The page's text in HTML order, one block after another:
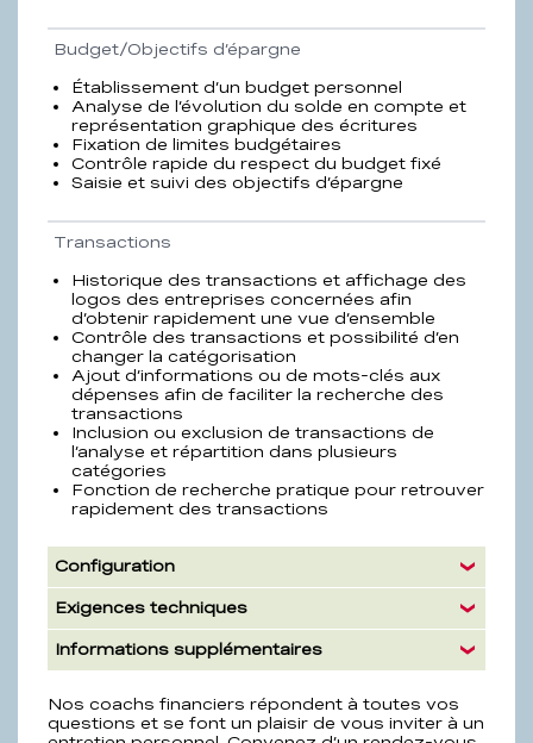
Budget/Objectifs d’épargne
Établissement d’un budget personnel
Analyse de l’évolution du solde en compte et
représentation graphique des écritures
Fixation de limites budgétaires
Contrôle rapide du respect du budget fixé
Saisie et suivi des objectifs d’épargne
Transactions
Historique des transactions et affichage des
logos des entreprises concernées afin
d’obtenir rapidement une vue d’ensemble
Contrôle des transactions et possibilité d’en
changer la catégorisation
Ajout d’informations ou de mots-clés aux
dépenses afin de faciliter la recherche des
transactions
Inclusion ou exclusion de transactions de
l’analyse et répartition dans plusieurs
catégories
Fonction de recherche pratique pour retrouver
rapidement des transactions
Configuration
Exigences techniques
Informations supplémentaires
Nos coachs financiers répondent à toutes vos
questions et se font un plaisir de vous inviter à un